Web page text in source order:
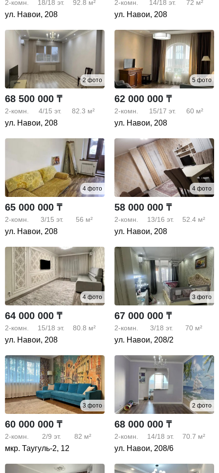
2-комн. 18/18 эт. 92.8 м²
ул. Навои, 208
2-комн. 14/18 эт. 72 м²
ул. Навои, 208
2 фото
68 500 000 ₸
2-комн. 4/15 эт. 82.3 м²
ул. Навои, 208
5 фото
62 000 000 ₸
2-комн. 15/17 эт. 60 м²
ул. Навои, 208
4 фото
65 000 000 ₸
2-комн. 3/15 эт. 56 м²
ул. Навои, 208
4 фото
58 000 000 ₸
2-комн. 13/16 эт. 52.4 м²
ул. Навои, 208
4 фото
64 000 000 ₸
2-комн. 15/18 эт. 80.8 м²
ул. Навои, 208
3 фото
67 000 000 ₸
2-комн. 3/18 эт. 70 м²
ул. Навои, 208/2
3 фото
60 000 000 ₸
2-комн. 2/9 эт. 82 м²
мкр. Таугуль-2, 12
2 фото
68 000 000 ₸
2-комн. 14/18 эт. 70.7 м²
ул. Навои, 208/6